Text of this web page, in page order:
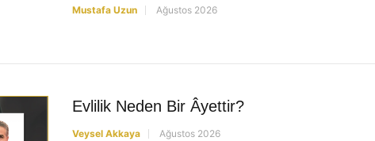
Mustafa Uzun Ağustos 2026
Evlilik Neden Bir Âyettir?
Veysel Akkaya Ağustos 2026